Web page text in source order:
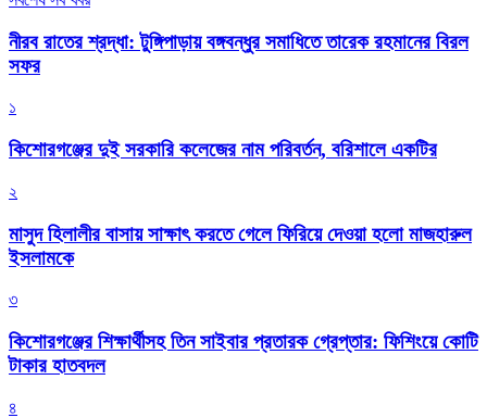
নীরব রাতের শ্রদ্ধা: টুঙ্গিপাড়ায় বঙ্গবন্ধুর সমাধিতে তারেক রহমানের বিরল
সফর
১
কিশোরগঞ্জের দুই সরকারি কলেজের নাম পরিবর্তন, বরিশালে একটির
২
মাসুদ হিলালীর বাসায় সাক্ষাৎ করতে গেলে ফিরিয়ে দেওয়া হলো মাজহারুল
ইসলামকে
৩
কিশোরগঞ্জের শিক্ষার্থীসহ তিন সাইবার প্রতারক গ্রেপ্তার: ফিশিংয়ে কোটি
টাকার হাতবদল
৪